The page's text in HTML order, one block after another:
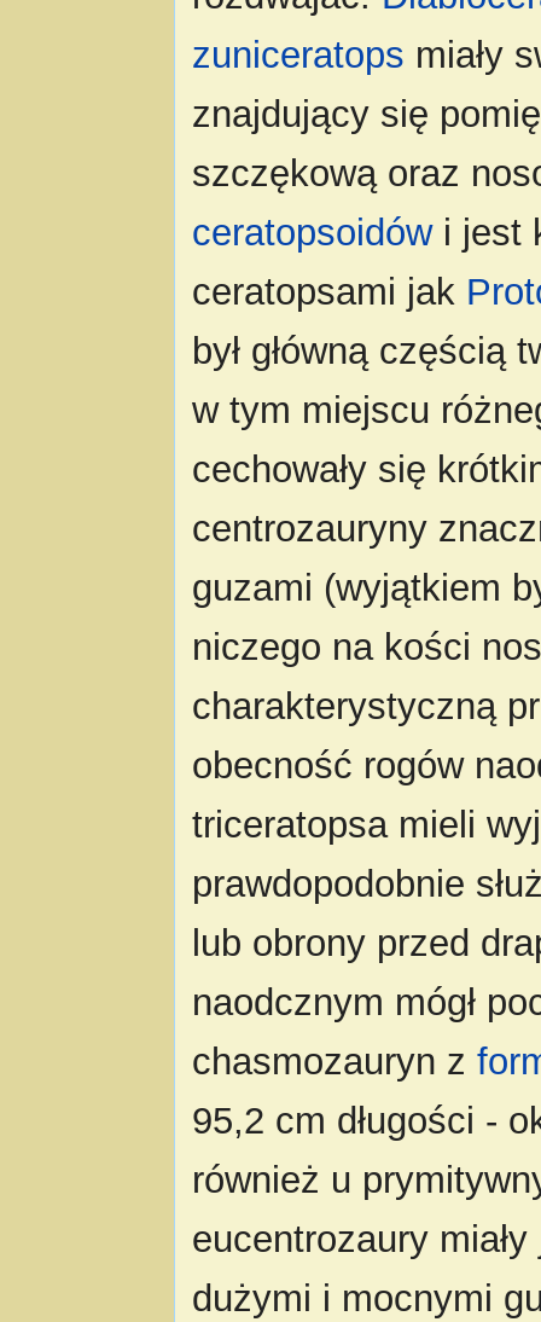
zuniceratops miały
znajdujący się
szczękową oraz
ceratopsoidówi jest
ceratopsami jak
był główną częścią
w tym miejscu
cechowały się
centrozauryny
guzami (wyjątkiem
niczego na kości
charakterystyczną
obecność rogów
triceratopsa mieli
prawdopodobnie
lub obrony przed
naodcznym mógł
chasmozauryn z
95,2 cm długości -
również u
eucentrozaury
dużymi i mocnymi